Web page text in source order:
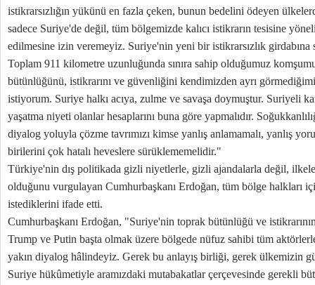
istikrarsızlığın yükünü en fazla çeken, bunun bedelini ödeyen
sadece Suriye'de değil, tüm bölgemizde kalıcı istikrarın tesisine
edilmesine izin veremeyiz. Suriye'nin yeni bir istikrarsızlık girdabına
Toplam 911 kilometre uzunluğunda sınıra sahip olduğumuz
bütünlüğünü, istikrarını ve güvenliğini kendimizden ayrı
istiyorum. Suriye halkı acıya, zulme ve savaşa doymuştur. Suriyeli
yaşatma niyeti olanlar hesaplarını buna göre yapmalıdır.
diyalog yoluyla çözme tavrımızı kimse yanlış anlamamalı, yanlış
birilerini çok hatalı heveslere sürüklememelidir."
Türkiye'nin dış politikada gizli niyetlerle, gizli ajandalarla değil,
olduğunu vurgulayan Cumhurbaşkanı Erdoğan, tüm bölge halkları
istediklerini ifade etti.
Cumhurbaşkanı Erdoğan, "Suriye'nin toprak bütünlüğü ve istikrarının
Trump ve Putin başta olmak üzere bölgede nüfuz sahibi tüm
yakın diyalog hâlindeyiz. Gerek bu anlayış birliği, gerek ülkemizin
Suriye hükûmetiyle aramızdaki mutabakatlar çerçevesinde gerekli